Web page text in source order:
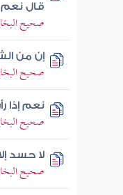
قال نعم
صحيح
إن من
صحيح
نعم إذا
صحيح
لا حسد
صحيح